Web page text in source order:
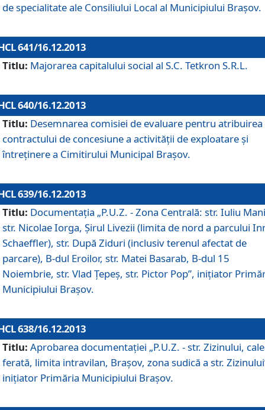
de specialitate ale Consiliului Local al Municipiului Braşov.
641/16.12.2013
Titlu: Majorarea capitalului social al S.C. Tetkron S.R.L.
640/16.12.2013
Titlu: Desemnarea comisiei de evaluare pentru atribuirea
contractului de concesiune a activităţii de exploatare şi
întreţinere a Cimitirului Municipal Braşov.
639/16.12.2013
Titlu: Documentaţia „P.U.Z. - Zona Centrală: str. Iuliu
str. Nicolae Iorga, Şirul Livezii (limita de nord a parcului
Schaeffler), str. După Ziduri (inclusiv terenul afectat de
parcare), B-dul Eroilor, str. Matei Basarab, B-dul 15
Noiembrie, str. Vlad Ţepeş, str. Pictor Pop”, iniţiator
Municipiului Braşov.
638/16.12.2013
Titlu: Aprobarea documentaţiei „P.U.Z. - str. Zizinului,
ferată, limita intravilan, Braşov, zona sudică a str.
iniţiator Primăria Municipiului Braşov.